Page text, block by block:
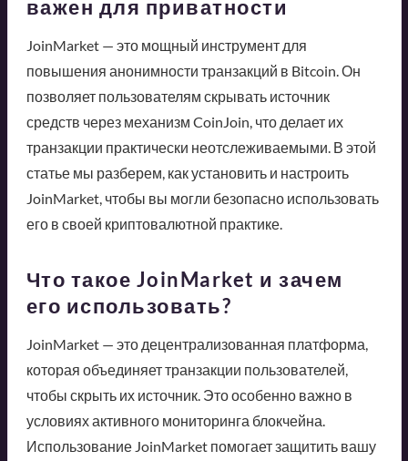
важен для приватности
JoinMarket — это мощный инструмент для
повышения анонимности транзакций в Bitcoin. Он
позволяет пользователям скрывать источник
средств через механизм CoinJoin, что делает их
транзакции практически неотслеживаемыми. В этой
статье мы разберем, как установить и настроить
JoinMarket, чтобы вы могли безопасно использовать
его в своей криптовалютной практике.
Что такое JoinMarket и зачем
его использовать?
JoinMarket — это децентрализованная платформа,
которая объединяет транзакции пользователей,
чтобы скрыть их источник. Это особенно важно в
условиях активного мониторинга блокчейна.
Использование JoinMarket помогает защитить вашу